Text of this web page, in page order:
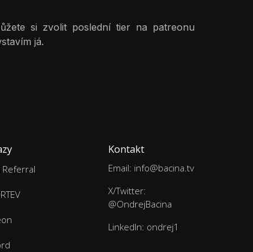
si zvolit poslední tier na patreonu
já.
Referral
Kontakt
Email: info@bacina.tv
X/Twitter:
@OndrejBacina
LinkedIn: ondrej1